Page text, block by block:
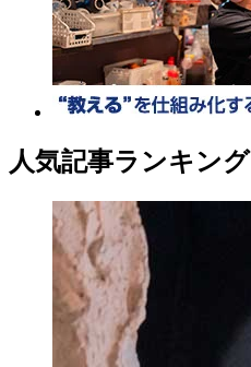
人気記事ランキング